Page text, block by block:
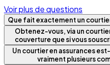
Voir plus de questions
Que fait exactement un
Obtenez-vous, via un
couverture que si vous
Un courtier en assurances
vraiment plusieurs